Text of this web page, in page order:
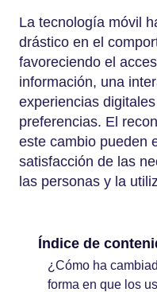
La tecnología móvil
drástico en el
favoreciendo el
información, una
experiencias
preferencias. El
este cambio pueden
satisfacción de las
las personas y la
Índice de
¿Cómo ha
forma en que los